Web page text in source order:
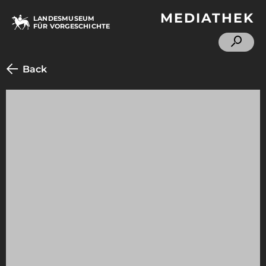
LANDESMUSEUM
FÜR VORGESCHICHTE
MEDIATHEK
Back